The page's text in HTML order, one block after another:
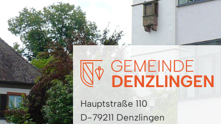
Hauptstraße 110
D-79211 Denzlingen